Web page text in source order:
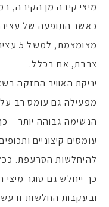
מיצי קיבה מן הקיבה,
כאשר התופעה של
צרבת, אם בכלל.
יניקת האוויר החזקה
מפעילה גם עומס רב
הנשימה גבוהה יותר –
עומסים קיצוניים
להיחלשות הסרעפת.
כך ייחלש גם סוגר
ובעקבות החלשות זו